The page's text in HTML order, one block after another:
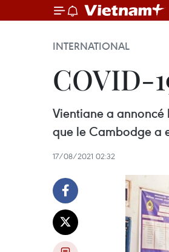
INTERNATIONAL
COVID-
Vientiane a
que le Cambodge a
17/08/2021 02:32